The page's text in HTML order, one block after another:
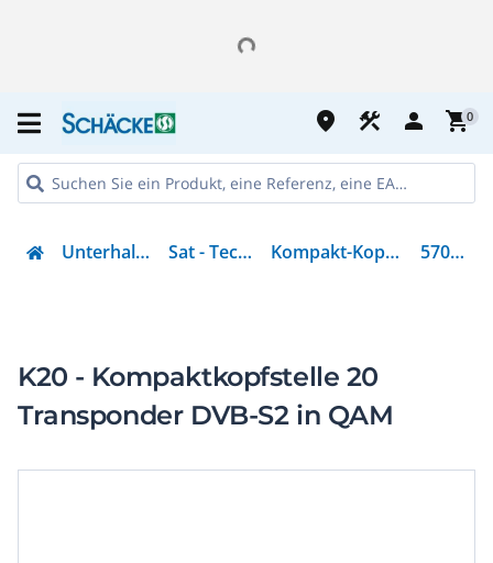
place construction person shopping_cart0
Unterhaltung Sat - Technik Kompakt-Kopfstelle 570104
K20 - Kompaktkopfstelle 20
Transponder DVB-S2 in QAM